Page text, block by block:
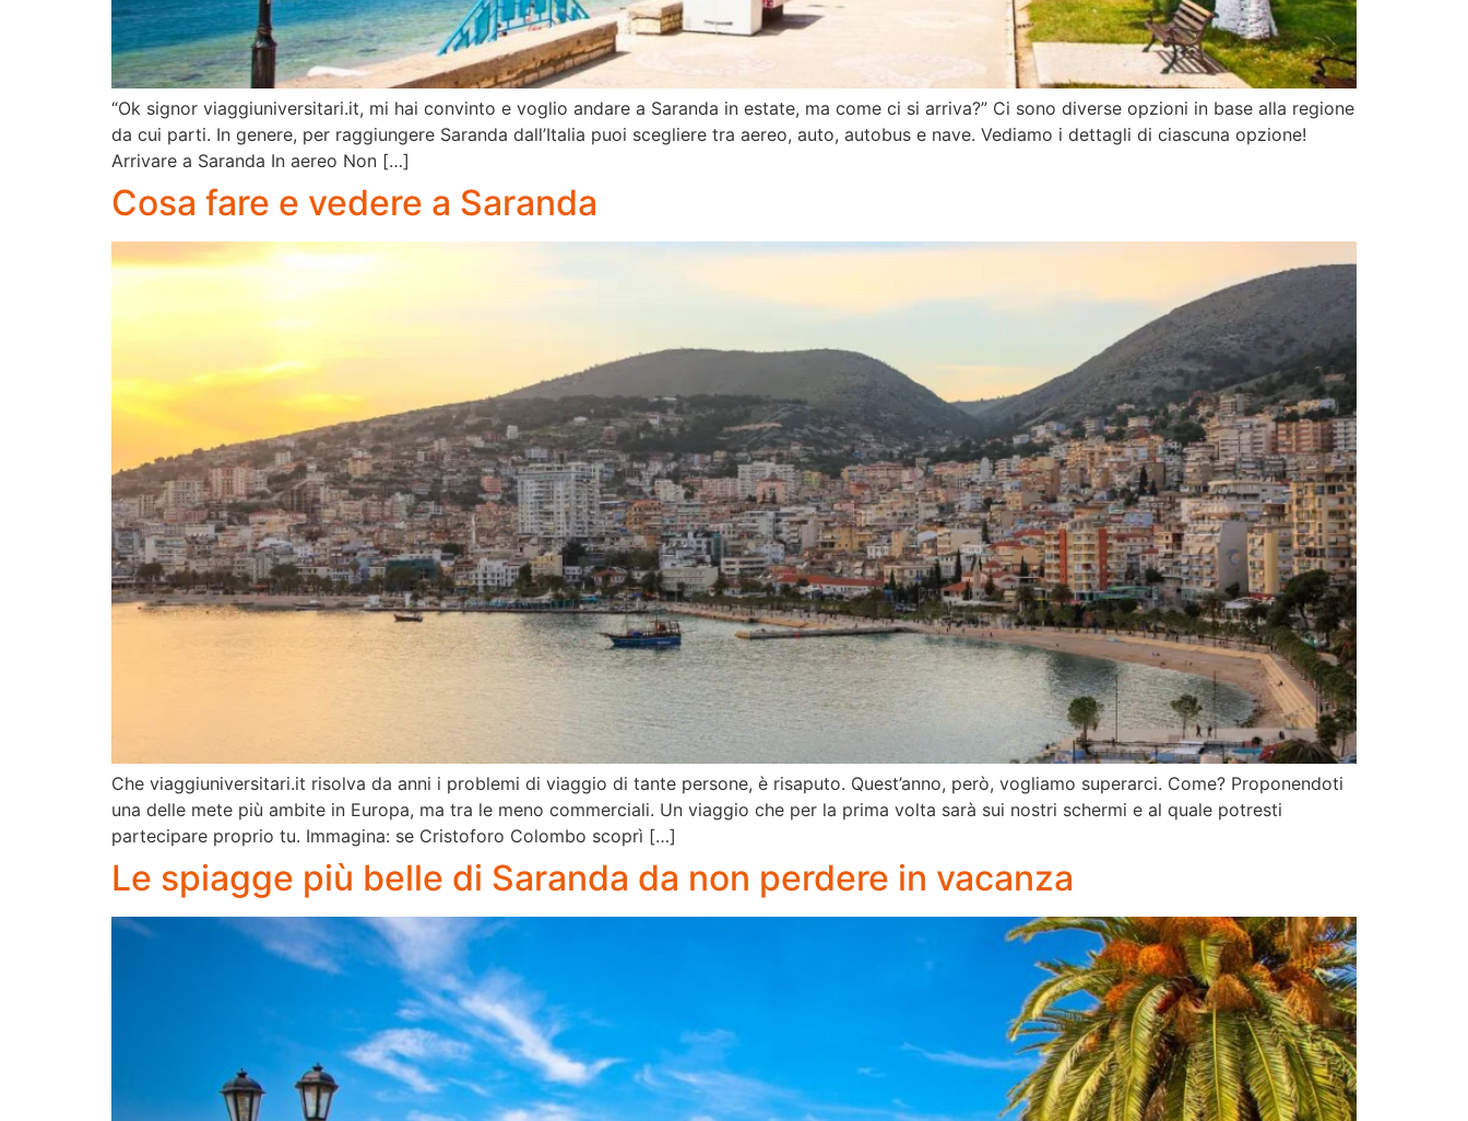
“Ok signor viaggiuniversitari.it, mi hai convinto e voglio andare a Saranda in estate, ma come ci si arriva?” Ci sono diverse opzioni in base alla regione
da cui parti. In genere, per raggiungere Saranda dall’Italia puoi scegliere tra aereo, auto, autobus e nave. Vediamo i dettagli di ciascuna opzione!
Arrivare a Saranda In aereo Non […]
Cosa fare e vedere a Saranda
Che viaggiuniversitari.it risolva da anni i problemi di viaggio di tante persone, è risaputo. Quest’anno, però, vogliamo superarci. Come? Proponendoti
una delle mete più ambite in Europa, ma tra le meno commerciali. Un viaggio che per la prima volta sarà sui nostri schermi e al quale potresti
partecipare proprio tu. Immagina: se Cristoforo Colombo scoprì […]
Le spiagge più belle di Saranda da non perdere in vacanza